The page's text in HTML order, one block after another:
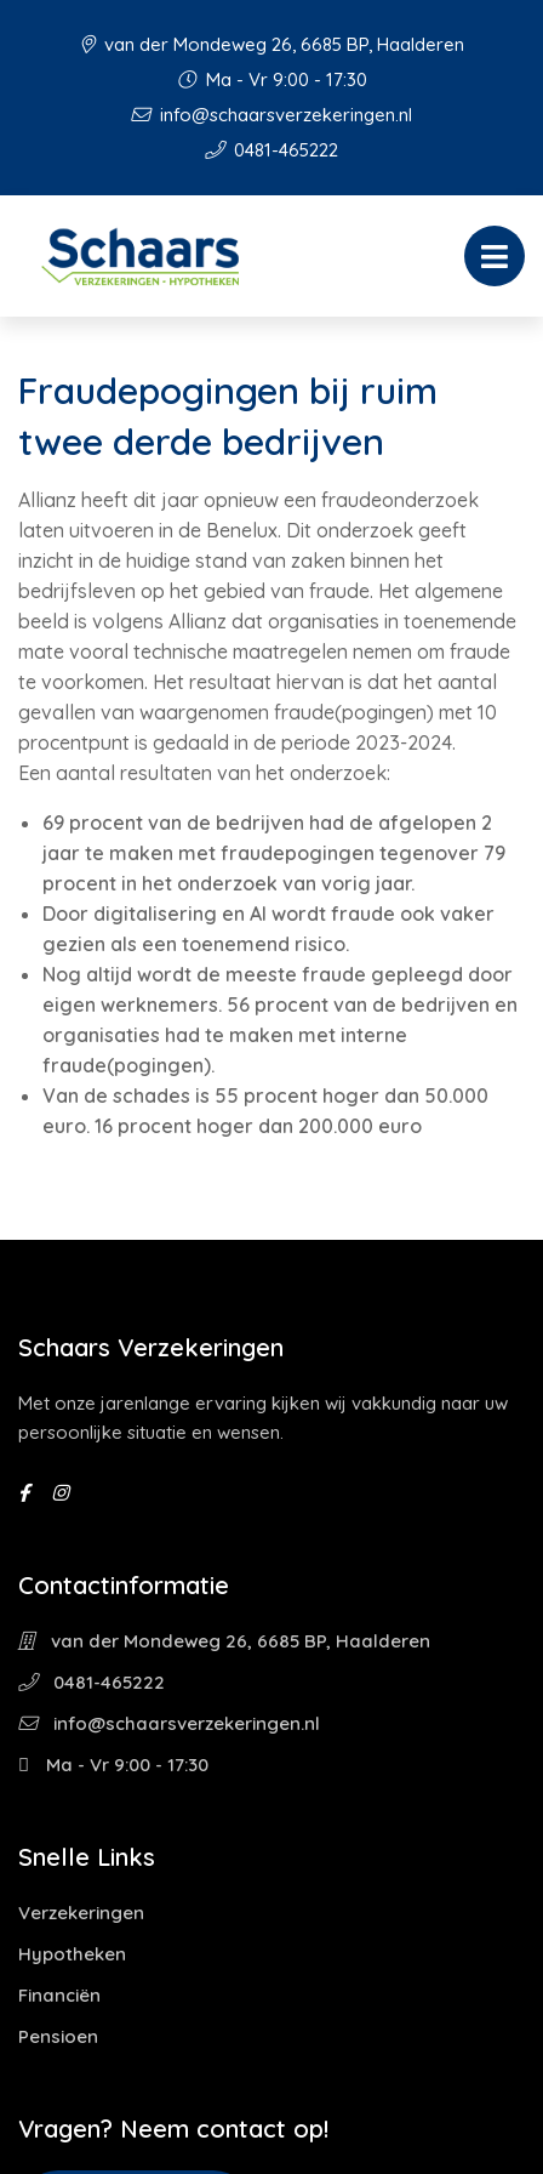
van der Mondeweg 26, 6685 BP, Haalderen
Ma - Vr 9:00 - 17:30
info@schaarsverzekeringen.nl
0481-465222
Fraudepogingen bij ruim
twee derde bedrijven
Allianz heeft dit jaar opnieuw een fraudeonderzoek
laten uitvoeren in de Benelux. Dit onderzoek geeft
inzicht in de huidige stand van zaken binnen het
bedrijfsleven op het gebied van fraude. Het algemene
beeld is volgens Allianz dat organisaties in toenemende
mate vooral technische maatregelen nemen om fraude
te voorkomen. Het resultaat hiervan is dat het aantal
gevallen van waargenomen fraude(pogingen) met 10
procentpunt is gedaald in de periode 2023-2024.
Een aantal resultaten van het onderzoek:
69 procent van de bedrijven had de afgelopen 2
jaar te maken met fraudepogingen tegenover 79
procent in het onderzoek van vorig jaar.
Door digitalisering en AI wordt fraude ook vaker
gezien als een toenemend risico.
Nog altijd wordt de meeste fraude gepleegd door
eigen werknemers. 56 procent van de bedrijven en
organisaties had te maken met interne
fraude(pogingen).
Van de schades is 55 procent hoger dan 50.000
euro. 16 procent hoger dan 200.000 euro
Schaars Verzekeringen
Met onze jarenlange ervaring kijken wij vakkundig naar uw
persoonlijke situatie en wensen.
Contactinformatie
van der Mondeweg 26, 6685 BP, Haalderen
0481-465222
info@schaarsverzekeringen.nl
Ma - Vr 9:00 - 17:30
Snelle Links
Verzekeringen
Hypotheken
Financiën
Pensioen
Vragen? Neem contact op!